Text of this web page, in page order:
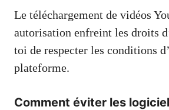
Le téléchargement de vidéos
autorisation enfreint les droits
toi de respecter les conditions
plateforme.
Comment éviter les